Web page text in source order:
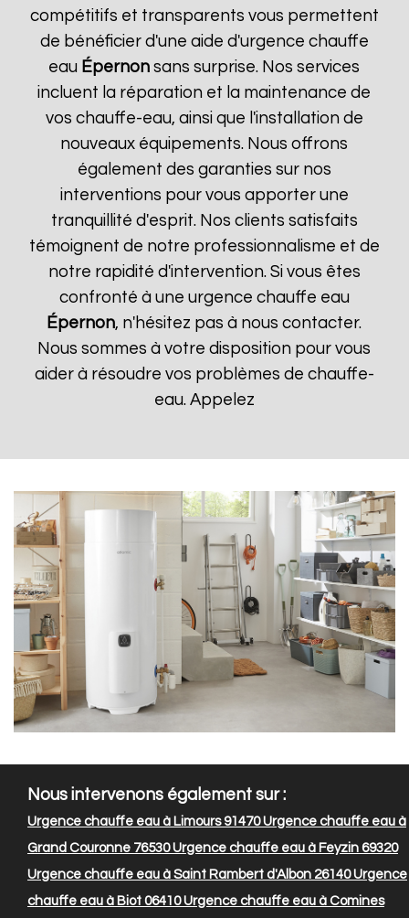
compétitifs et transparents vous permettent
de bénéficier d'une aide d'urgence chauffe
eau Épernon sans surprise. Nos services
incluent la réparation et la maintenance de
vos chauffe-eau, ainsi que l'installation de
nouveaux équipements. Nous offrons
également des garanties sur nos
interventions pour vous apporter une
tranquillité d'esprit. Nos clients satisfaits
témoignent de notre professionnalisme et de
notre rapidité d'intervention. Si vous êtes
confronté à une urgence chauffe eau
Épernon, n'hésitez pas à nous contacter.
Nous sommes à votre disposition pour vous
aider à résoudre vos problèmes de chauffe-
eau. Appelez
Nous intervenons également sur :
Urgence chauffe eau à Limours 91470Urgence chauffe eau à
Grand Couronne 76530Urgence chauffe eau à Feyzin 69320
Urgence chauffe eau à Saint Rambert d'Albon 26140Urgence
chauffe eau à Biot 06410Urgence chauffe eau à Comines